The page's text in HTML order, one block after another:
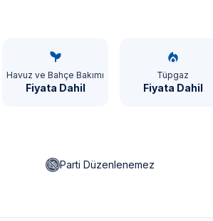
Havuz ve Bahçe Bakımı
Fiyata Dahil
Tüpgaz
Fiyata Dahil
Parti Düzenlenemez